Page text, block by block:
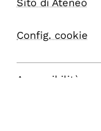
Sito di Ateneo
Config. cookie
Accessibilità